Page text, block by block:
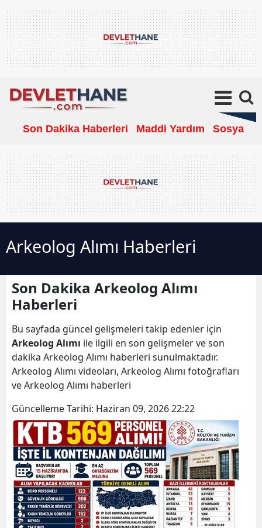
Son Dakika Haberleri Maddi Yardım Sosyal
Arkeolog Alımı Haberleri
Son Dakika Arkeolog Alımı
Haberleri
Bu sayfada güncel gelişmeleri takip edenler için
Arkeolog Alımı ile ilgili en son gelişmeler ve son
dakika Arkeolog Alımı haberleri sunulmaktadır.
Arkeolog Alımı videoları, Arkeolog Alımı fotoğrafları
ve Arkeolog Alımı haberleri
Güncelleme Tarihi: Haziran 09, 2026 22:22